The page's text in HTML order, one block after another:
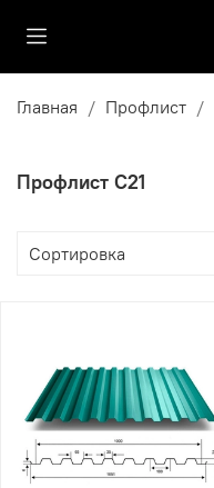
Главная Профлист
Профлист С21